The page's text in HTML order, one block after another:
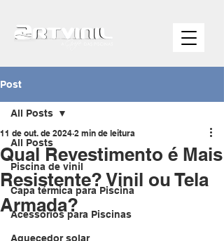
Post
All Posts
Piscina de vinil
Capa térmica para Piscina
Acessórios para Piscinas
Aquecedor solar
All Posts
Qual Revestimento é Mais
Resistente? Vinil ou Tela
Armada?
11 de out. de 2024 2 min de leitura